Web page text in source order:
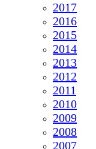
2017
2016
2015
2014
2013
2012
2011
2010
2009
2008
2007